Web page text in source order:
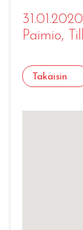
Paimio,
Takaisin